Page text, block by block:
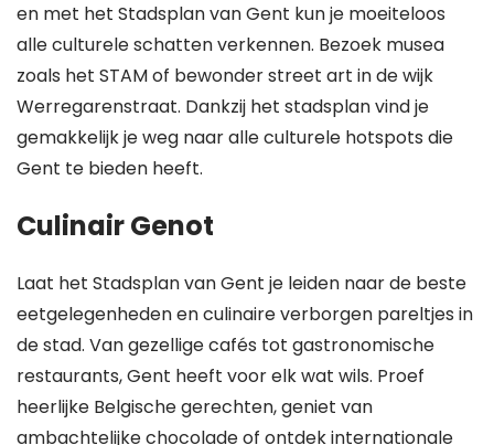
en met het Stadsplan van Gent kun je moeiteloos
alle culturele schatten verkennen. Bezoek musea
zoals het STAM of bewonder street art in de wijk
Werregarenstraat. Dankzij het stadsplan vind je
gemakkelijk je weg naar alle culturele hotspots die
Gent te bieden heeft.
Culinair Genot
Laat het Stadsplan van Gent je leiden naar de beste
eetgelegenheden en culinaire verborgen pareltjes in
de stad. Van gezellige cafés tot gastronomische
restaurants, Gent heeft voor elk wat wils. Proef
heerlijke Belgische gerechten, geniet van
ambachtelijke chocolade of ontdek internationale